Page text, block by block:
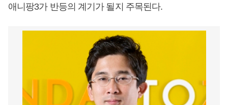
애니팡3가 반등의 계기가 될지 주목된다.